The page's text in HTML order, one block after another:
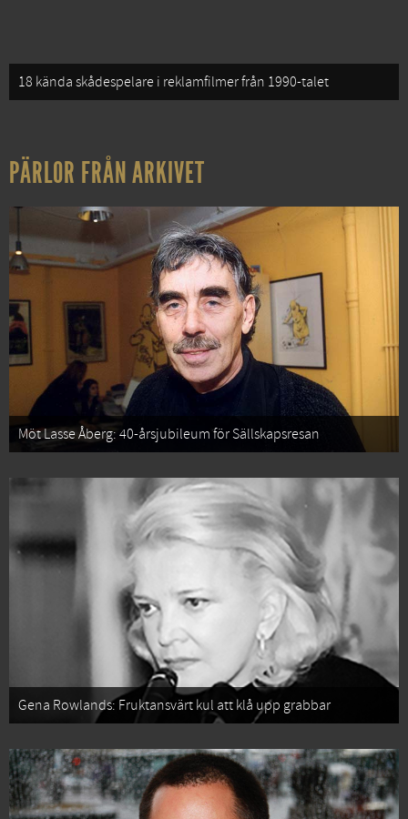
18 kända skådespelare i reklamfilmer från 1990-talet
PÄRLOR FRÅN ARKIVET
Möt Lasse Åberg: 40-årsjubileum för Sällskapsresan
Gena Rowlands: Fruktansvärt kul att klå upp grabbar